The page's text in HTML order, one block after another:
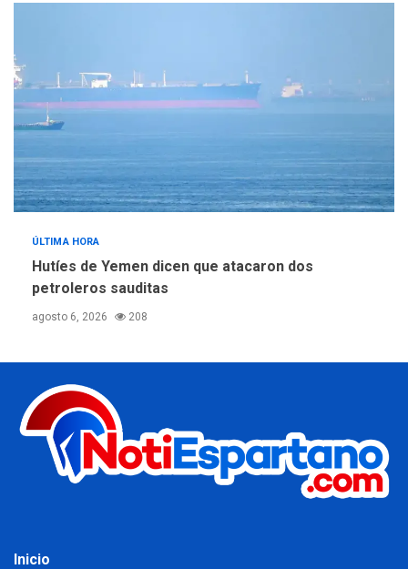
ÚLTIMA HORA
Hutíes de Yemen dicen que atacaron dos
petroleros sauditas
agosto 6, 2026 208
Inicio